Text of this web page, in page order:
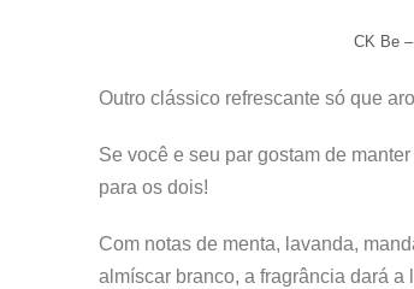
CK Be
Outro clássico refrescante só que
Se você e seu par gostam de
para os dois!
Com notas de menta, lavanda,
almíscar branco, a fragrância dará a